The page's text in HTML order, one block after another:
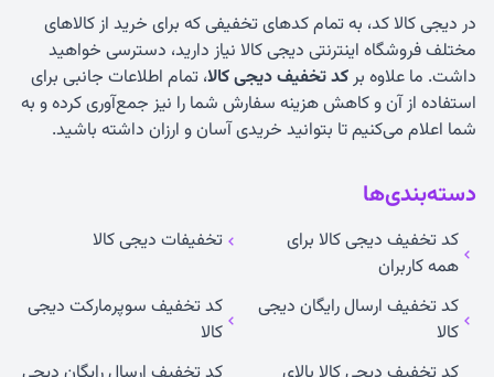
در دیجی کالا کد، به تمام کدهای تخفیفی که برای خرید از کالاهای
مختلف فروشگاه اینترنتی دیجی کالا نیاز دارید، دسترسی خواهید
داشت. ما علاوه برکد تخفیف دیجی کالا، تمام اطلاعات جانبی برای
استفاده از آن و کاهش هزینه سفارش شما را نیز جمع‌آوری کرده و به
شما اعلام می‌کنیم تا بتوانید خریدی آسان و ارزان داشته باشید.
دسته‌بندی‌ها
کد تخفیف دیجی کالا برای
همه کاربران
تخفیفات دیجی کالا
کد تخفیف ارسال رایگان دیجی
کالا
کد تخفیف سوپرمارکت دیجی
کالا